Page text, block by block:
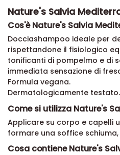
Nature's Salvia
Cos'è Nature's Salvia
Docciashampoo ideale per
rispettandone il fisiologico
tonificanti di pompelmo e di
immediata sensazione di
Formula vegana.
Dermatologicamente testato.
Come si utilizza Nature's
Applicare su corpo e capelli
formare una soffice
Cosa contiene Nature's